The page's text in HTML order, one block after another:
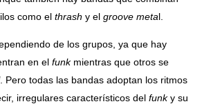
como el thrash y el groove metal.
de los grupos, ya que hay
en el funkmientras que otros se
. Pero todas las bandas adoptan los ritmos
irregulares característicos del funky su